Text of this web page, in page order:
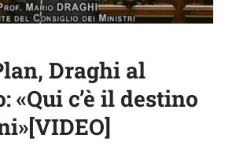
Draghi al
«Qui c’è il destino